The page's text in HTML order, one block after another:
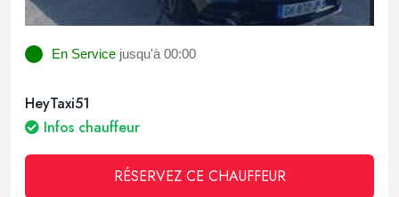
En Service jusqu'à 00:00
HeyTaxi51
Infos chauffeur
RÉSERVEZ CE CHAUFFEUR